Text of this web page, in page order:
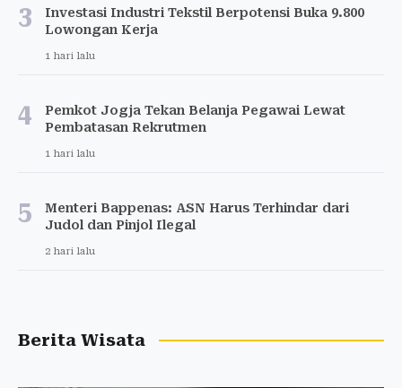
3
Investasi Industri Tekstil Berpotensi Buka 9.800
Lowongan Kerja
1 hari lalu
4
Pemkot Jogja Tekan Belanja Pegawai Lewat
Pembatasan Rekrutmen
1 hari lalu
5
Menteri Bappenas: ASN Harus Terhindar dari
Judol dan Pinjol Ilegal
2 hari lalu
Berita Wisata